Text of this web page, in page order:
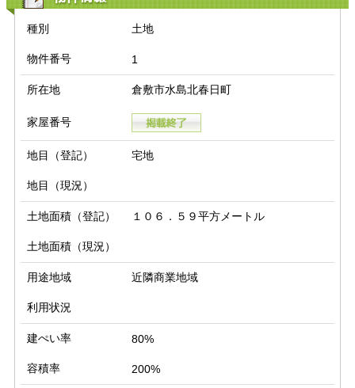
種別 土地
物件番号 1
所在地 倉敷市水島北春日町
家屋番号
地目（登記） 宅地
地目（現況）
土地面積（登記） １０６．５９平方メートル
土地面積（現況）
用途地域 近隣商業地域
利用状況
建ぺい率 80%
容積率 200%